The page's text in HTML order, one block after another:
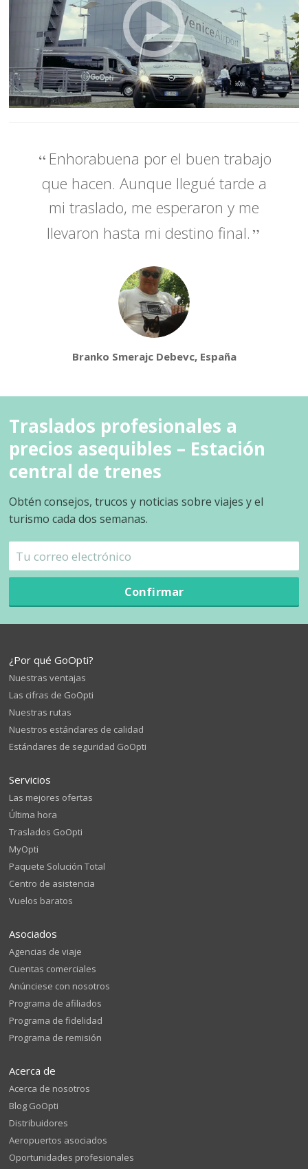
Enhorabuena por el buen trabajo
que hacen. Aunque llegué tarde a
mi traslado, me esperaron y me
llevaron hasta mi destino final.
Branko Smerajc Debevc, España
Traslados profesionales a
precios asequibles – Estación
central de trenes
Obtén consejos, trucos y noticias sobre viajes y el
turismo cada dos semanas.
Confirmar
¿Por qué GoOpti?
Nuestras ventajas
Las cifras de GoOpti
Nuestras rutas
Nuestros estándares de calidad
Estándares de seguridad GoOpti
Servicios
Las mejores ofertas
Última hora
Traslados GoOpti
MyOpti
Paquete Solución Total
Centro de asistencia
Vuelos baratos
Asociados
Agencias de viaje
Cuentas comerciales
Anúnciese con nosotros
Programa de afiliados
Programa de fidelidad
Programa de remisión
Acerca de
Acerca de nosotros
Blog GoOpti
Distribuidores
Aeropuertos asociados
Oportunidades profesionales